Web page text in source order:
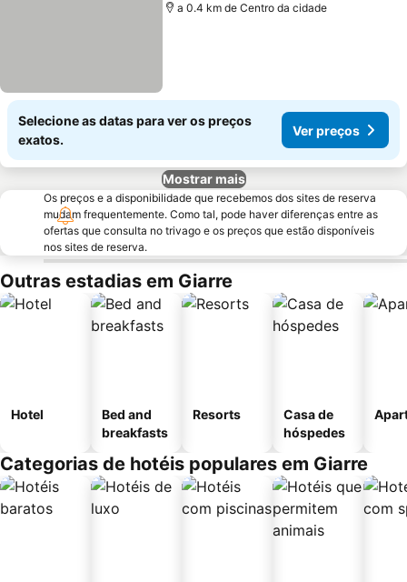
a 0.4 km de Centro da cidade
Selecione as datas para ver os preços
exatos.
Ver preços
Mostrar mais
Os preços e a disponibilidade que recebemos dos sites de reserva
mudam frequentemente. Como tal, pode haver diferenças entre as
ofertas que consulta no trivago e os preços que estão disponíveis
nos sites de reserva.
Outras estadias em Giarre
Hotel
Bed and
breakfasts
Resorts
Casa de
hóspedes
Categorias de hotéis populares em Giarre